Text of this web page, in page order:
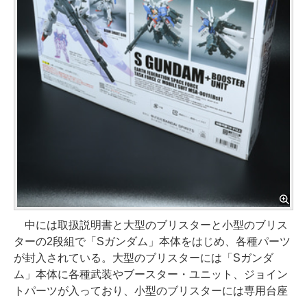
中には取扱説明書と大型のブリスターと小型のブリス
ターの2段組で「Sガンダム」本体をはじめ、各種パーツ
が封入されている。大型のブリスターには「Sガンダ
ム」本体に各種武装やブースター・ユニット、ジョイン
トパーツが入っており、小型のブリスターには専用台座